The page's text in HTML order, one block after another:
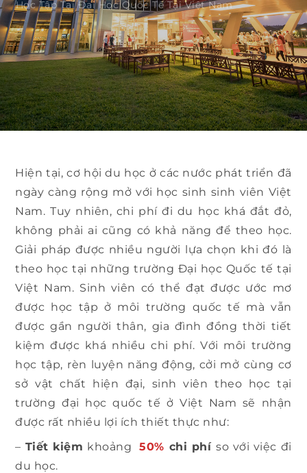
Học Tập Tại Đại Học Quốc Tế Tại Việt Nam
Hiện tại, cơ hội du học ở các nước phát triển đã
ngày càng rộng mở với học sinh sinh viên Việt
Nam. Tuy nhiên, chi phí đi du học khá đắt đỏ,
không phải ai cũng có khả năng để theo học.
Giải pháp được nhiều người lựa chọn khi đó là
theo học tại những trường Đại học Quốc tế tại
Việt Nam. Sinh viên có thể đạt được ước mơ
được học tập ở môi trường quốc tế mà vẫn
được gần người thân, gia đình đồng thời tiết
kiệm được khá nhiều chi phí. Với môi trường
học tập, rèn luyện năng động, cởi mở cùng cơ
sở vật chất hiện đại, sinh viên theo học tại
trường đại học quốc tế ở Việt Nam sẽ nhận
được rất nhiều lợi ích thiết thực như:
– Tiết kiệm khoảng50% chi phíso với việc đi
du học.